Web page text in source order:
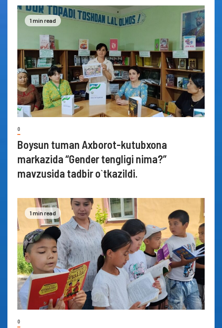
1 min read
0
Boysun tuman Axborot-kutubxona
markazida “Gender tengligi nima?”
mavzusida tadbir o`tkazildi.
1 min read
0